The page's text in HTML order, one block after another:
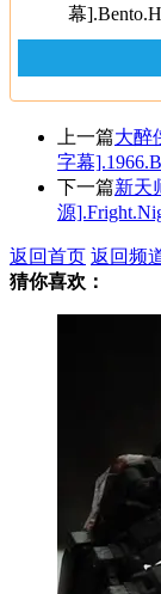
幕
上一篇大醉
字幕
下一篇新天
源
返回首页 返回频
猜你喜欢：